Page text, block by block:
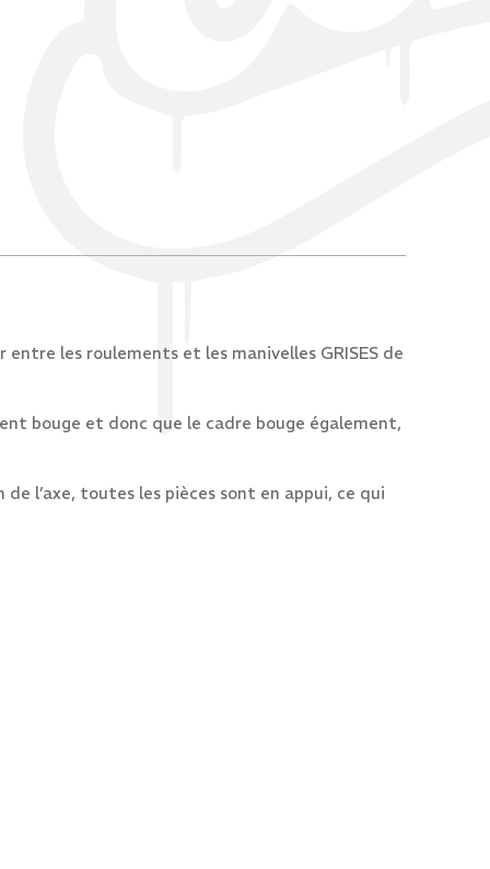
entre les roulements et les manivelles GRISES de
bouge et donc que le cadre bouge également,
l’axe, toutes les pièces sont en appui, ce qui